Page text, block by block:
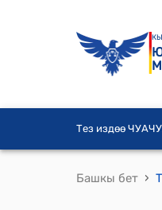
Тез издөө ЧУА
Башкы бет ›